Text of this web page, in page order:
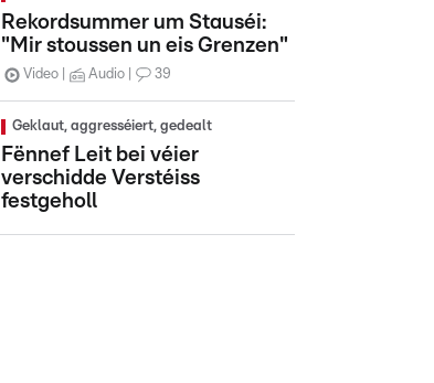
Rekordsummer um Stauséi:
"Mir stoussen un eis Grenzen"
Video Audio 39
Geklaut, aggresséiert, gedealt
Fënnef Leit bei véier
verschidde Verstéiss
festgeholl